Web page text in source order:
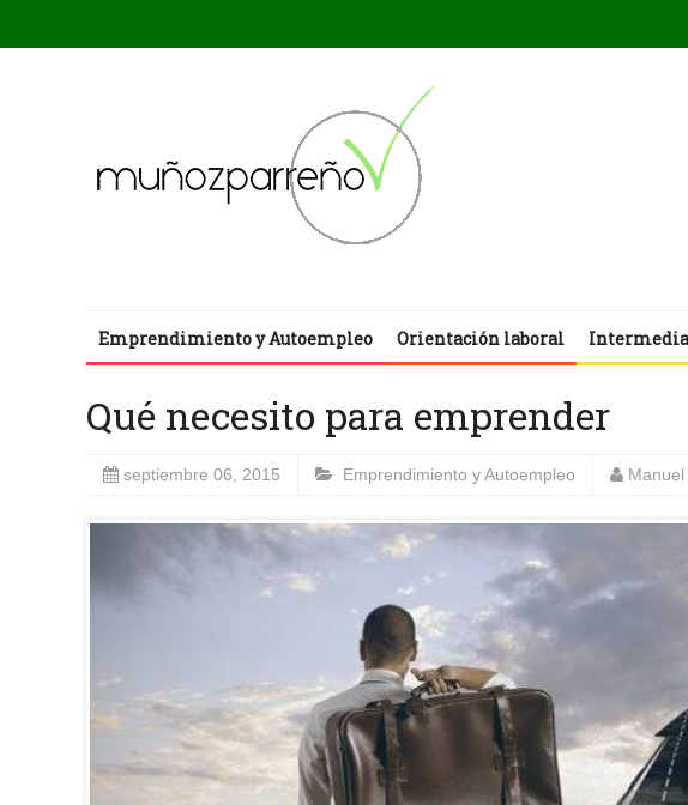
Emprendimiento y Autoempleo Orientación laboral
Qué necesito para emprender
septiembre 06, 2015 Emprendimiento y Autoempleo